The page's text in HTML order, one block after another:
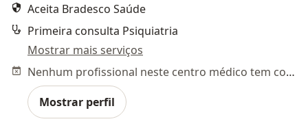
Aceita Bradesco Saúde
Primeira consulta Psiquiatria
Mostrar mais serviços
Nenhum profissional neste centro médico tem consultas disponíveis
Mostrar perfil